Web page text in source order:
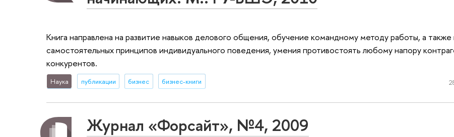
Книга направлена на развитие навыков делового общения, обучение командному методу работы, а также
самостоятельных принципов индивидуального поведения, умения противостоять любому напору
конкурентов.
Наука публикации бизнес бизнес-книги
Журнал «Форсайт», №4, 2009